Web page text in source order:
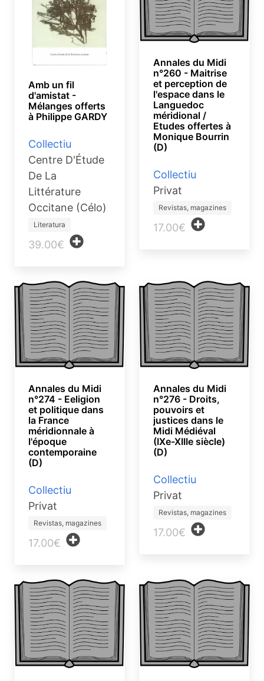
Amb un fil
d'amistat -
Mélanges offerts
à Philippe GARDY
Collectiu
Centre D'Étude
De La
Littérature
Occitane (Célo)
Literatura
39.00€
Annales du Midi
n°260 - Maitrise
et perception de
l'espace dans le
Languedoc
méridional /
Etudes offertes à
Monique Bourrin
(D)
Collectiu
Privat
Revistas, magazines
17.00€
Annales du Midi
n°274 - Eeligion
et politique dans
la France
méridionnale à
l'époque
contemporaine
(D)
Collectiu
Privat
Revistas, magazines
17.00€
Annales du Midi
n°276 - Droits,
pouvoirs et
justices dans le
Midi Médiéval
(IXe-XIIIe siècle)
(D)
Collectiu
Privat
Revistas, magazines
17.00€